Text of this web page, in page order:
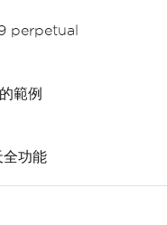
perpetual
範例
功能